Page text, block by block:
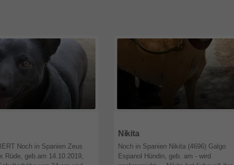
Noch in Spanien Zeus
Rüde, geb.am 14.10.2019,
Nikita
Noch in Spanien Nikita (4696) Galgo
Espanol Hündin, geb. am - wird